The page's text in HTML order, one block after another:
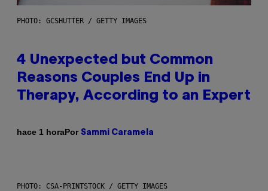
PHOTO: GCSHUTTER / GETTY IMAGES
4 Unexpected but Common
Reasons Couples End Up in
Therapy, According to an Expert
hace 1 horaPor Sammi Caramela
PHOTO: CSA-PRINTSTOCK / GETTY IMAGES